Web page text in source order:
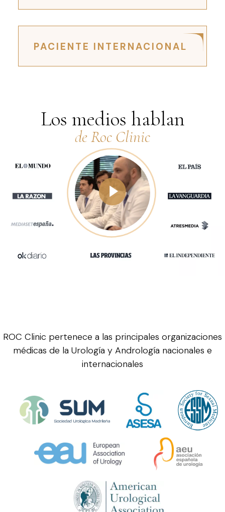
PACIENTE INTERNACIONAL
Los medios hablan
de Roc Clinic
ROC Clinic pertenece a las principales organizaciones
médicas de la Urología y Andrología nacionales e
internacionales